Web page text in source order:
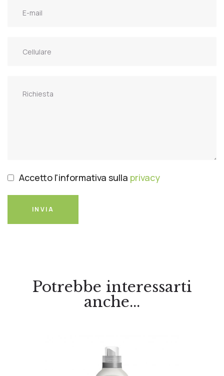
Accetto l'informativa sulla privacy
INVIA
Potrebbe interessarti
anche...